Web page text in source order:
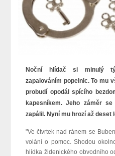
Noční hlídač si minulý
zapalováním popelnic. To mu
probudí opodál spícího
kapesníkem. Jeho záměr
zapálil. Nyní mu hrozí až deset
"Ve čtvrtek nad ránem se
volání o pomoc. Shodou
hlídka židenického obvodního